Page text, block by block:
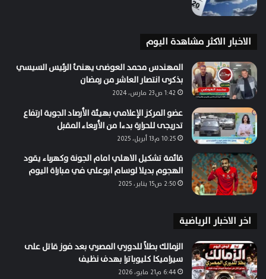
الاخبار الاكثر مشاهدة اليوم
المهندس محمد العوضى يهنئ الرئيس السيسي
بذكرى انتصار العاشر من رمضان
1:42 ص23 مارس، 2024
عضو المركز الإعلامي بهيئة الأرصاد الجوية ارتفاع
تدريجى للحرارة بدءا من الأربعاء المقبل
10:25 م13 أبريل، 2025
قائمة تشكيل الاهلي امام الجونة وكهرباء يقود
الهجوم بديلا لوسام ابوعلي في مباراة اليوم
2:50 ص15 يناير، 2025
اخر الاخبار الرياضية
الزمالك بطلاً للدوري المصري بعد فوز قاتل على
سيراميكا كليوباترا بهدف نظيف
6:44 م21 مايو، 2026